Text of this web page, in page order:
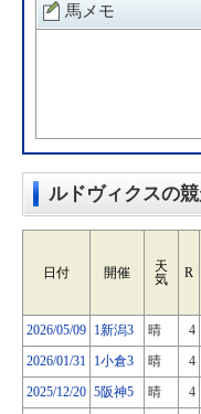
馬メモ
ルドヴィクスの
日付 開催
天
気
R
2026/05/09 1新潟3 晴 4
2026/01/31 1小倉3 晴 4
2025/12/20 5阪神5 晴 4